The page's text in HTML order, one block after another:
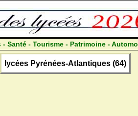
- Santé - Tourisme - Patrimoine -
lycées Pyrénées-Atlantiques (64)